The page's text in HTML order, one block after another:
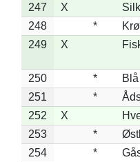
247 X
248
*
249
X
250 *
251
*
252
X
253
*
254
*